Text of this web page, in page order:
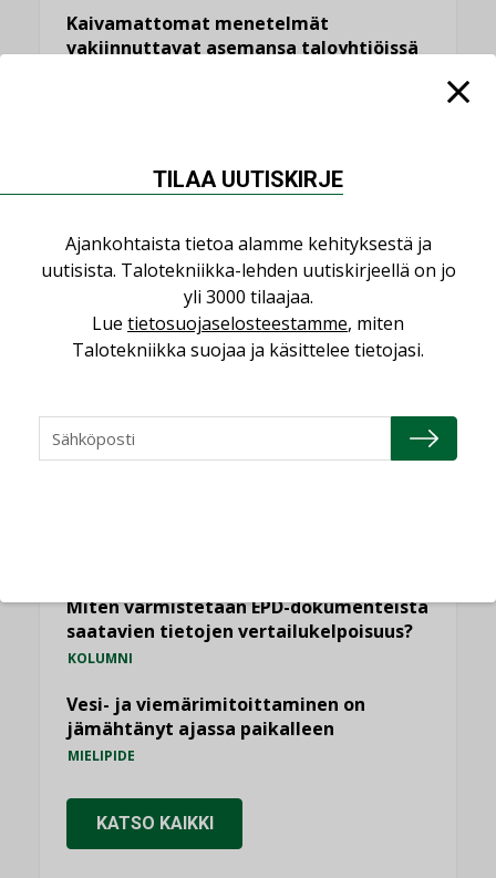
Kaivamattomat menetelmät
vakiinnuttavat asemansa taloyhtiöissä
NÄKÖKULMIA
Puheista tekoihin – uusin teknologia
käyttöön kiinteistöissä
Sähköistäminen säästää euroja
KOLUMNI
Miten varmistetaan EPD-dokumenteista
saatavien tietojen vertailukelpoisuus?
KOLUMNI
Vesi- ja viemärimitoittaminen on
jämähtänyt ajassa paikalleen
MIELIPIDE
KATSO KAIKKI
TILAA UUTISKIRJE
Ajankohtaista tietoa alamme kehityksestä ja
uutisista. Talotekniikka-lehden uutiskirjeellä on jo
yli 3000 tilaajaa.
Lue tietosuojaselosteestamme, miten
Talotekniikka suojaa ja käsittelee tietojasi.